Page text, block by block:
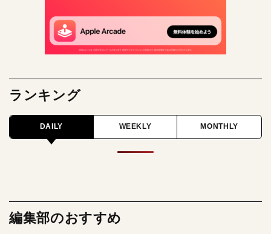
ランキング
DAILY WEEKLY MONTHLY
編集部のおすすめ